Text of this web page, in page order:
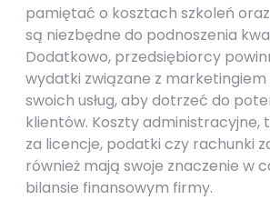
pamiętać o kosztach szkoleń
są niezbędne do podnoszenia
Dodatkowo, przedsiębiorcy
wydatki związane z
swoich usług, aby dotrzeć do
klientów. Koszty administracyjne,
za licencje, podatki czy rachunki
również mają swoje znaczenie w
bilansie finansowym firmy.